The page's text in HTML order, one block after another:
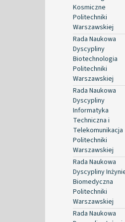
Kosmiczne
Politechniki
Warszawskiej
Rada Naukowa
Dyscypliny
Biotechnologia
Politechniki
Warszawskiej
Rada Naukowa
Dyscypliny
Informatyka
Techniczna i
Telekomunikacja
Politechniki
Warszawskiej
Rada Naukowa
Dyscypliny
Biomedyczna
Politechniki
Warszawskiej
Rada Naukowa